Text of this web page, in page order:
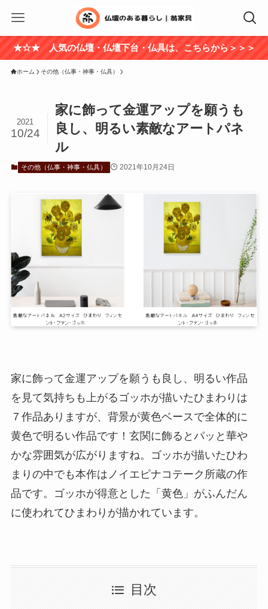
★☆★ 人気の仏壇・仏壇下台・仏具は、こちらから＞＞＞
ホーム その他（仏事・神事・仏具）
家に飾って金運アップを願うも
良し、明るい素敵なアートパネ
ル
2021
10/24
その他（仏事・神事・仏具） 2021年10月24日
家に飾って金運アップを願うも良し、明るい作品
を見て気持ちも上がるゴッホが描いたひまわりは
７作品ありますが、背景が黄色ベースで全体的に
黄色で明るい作品です！玄関に飾るとパッと華や
かな雰囲気が広がりますね。ゴッホが描いたひわ
まりの中でも本作はノイエピナコテーク所蔵の作
品です。ゴッホが得意とした「黄色」がふんだん
に使われてひまわりが描かれています。
目次